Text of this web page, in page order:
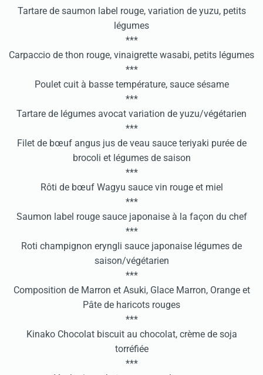
Tartare de saumon label rouge, variation de yuzu, petits
légumes
***
Carpaccio de thon rouge, vinaigrette wasabi, petits légumes
***
Poulet cuit à basse température, sauce sésame
***
Tartare de légumes avocat variation de yuzu/végétarien
***
Filet de bœuf angus jus de veau sauce teriyaki purée de
brocoli et légumes de saison
***
Rôti de bœuf Wagyu sauce vin rouge et miel
***
Saumon label rouge sauce japonaise à la façon du chef
***
Roti champignon eryngli sauce japonaise légumes de
saison/végétarien
***
Composition de Marron et Asuki, Glace Marron, Orange et
Pâte de haricots rouges
***
Kinako Chocolat biscuit au chocolat, crème de soja
torréfiée
***